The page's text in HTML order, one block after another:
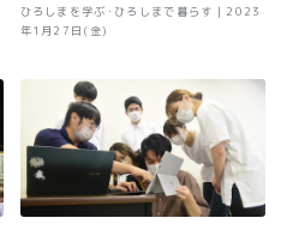
ひろしまを学ぶ･ひろしまで暮らす | 2023
年1月27日(金)